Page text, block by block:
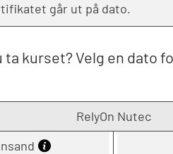
går ut på dato.
ta kurset? Velg en dato
RelyOn Nutec